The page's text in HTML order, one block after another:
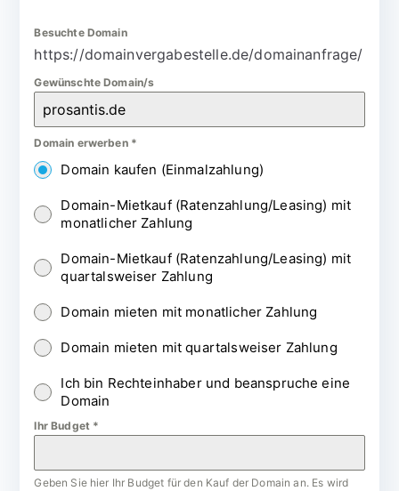
Besuchte Domain
https://domainvergabestelle.de/domainanfrage/
Gewünschte Domain/s
Domain erwerben *
Domain kaufen (Einmalzahlung)
Domain-Mietkauf (Ratenzahlung/Leasing) mit
monatlicher Zahlung
Domain-Mietkauf (Ratenzahlung/Leasing) mit
quartalsweiser Zahlung
Domain mieten mit monatlicher Zahlung
Domain mieten mit quartalsweiser Zahlung
Ich bin Rechteinhaber und beanspruche eine
Domain
Ihr Budget *
Geben Sie hier Ihr Budget für den Kauf der Domain an. Es wird